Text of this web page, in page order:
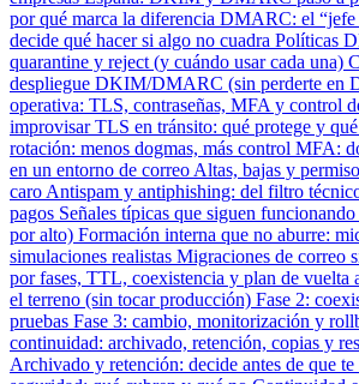
por qué marca la diferencia DMARC: el “jefe
decide qué hacer si algo no cuadra Políticas
quarantine y reject (y cuándo usar cada una)
despliegue DKIM/DMARC (sin perderte en
operativa: TLS, contraseñas, MFA y control
improvisarTLS en tránsito: qué protege y
rotación: menos dogmas, más control MFA:
en un entorno de correo Altas, bajas y
caro Antispam y antiphishing: del filtro
pagos Señales típicas que siguen
por alto) Formación interna que no aburre:
simulaciones realistas Migraciones de correo
por fases, TTL, coexistencia y plan de vuelta
el terreno (sin tocar producción) Fase 2:
pruebas Fase 3: cambio, monitorización y
continuidad: archivado, retención, copias y
Archivado y retención: decide antes de que